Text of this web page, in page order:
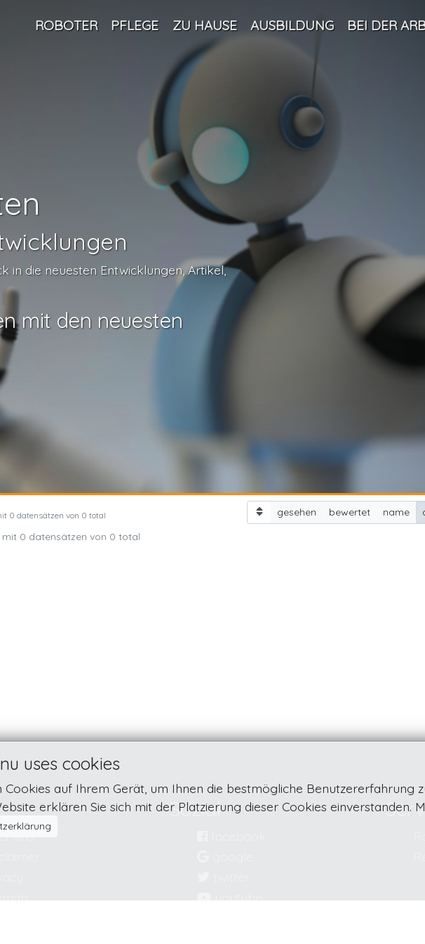
ROBOTER PFLEGE ZU HAUSE AUSBILDUNG BEI DER
in die neuesten Entwicklungen, Artikel,
mit den neuesten
gesehen bewertet name
0 datensätzen von 0 total
mit 0 datensätzen von 0 total
Sozial
youtube
uses cookies
Cookies auf Ihrem Gerät, um Ihnen die bestmögliche Benutzererfahrung
erklären Sie sich mit der Platzierung dieser Cookies einverstanden.